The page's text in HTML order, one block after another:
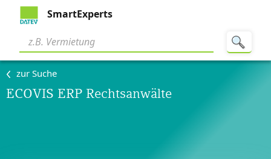
SmartExperts
zur Suche
ECOVIS ERP Rechtsanwälte